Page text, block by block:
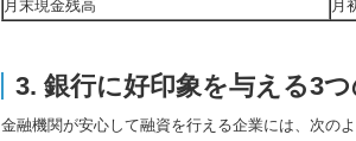
月末現金残高
月
3. 銀行に好印象を与える3
金融機関が安心して融資を行える企業には、次の